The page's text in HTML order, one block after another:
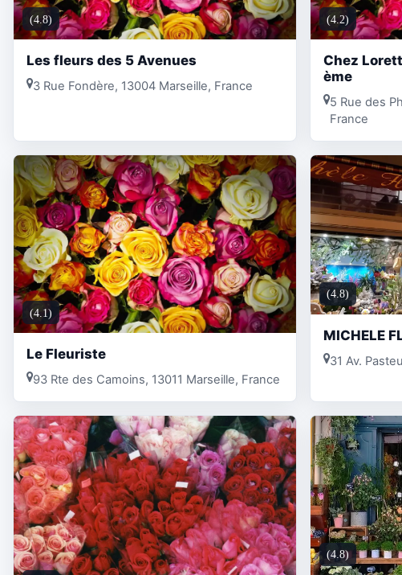
(4.8)
Les fleurs des 5 Avenues
3 Rue Fondère, 13004 Marseille, France
(4.2)
Chez
ème
5 Rue des
France
(4.1)
Le Fleuriste
93 Rte des Camoins, 13011 Marseille, France
(4.8)
MICHELE
31 Av.
(4.8)